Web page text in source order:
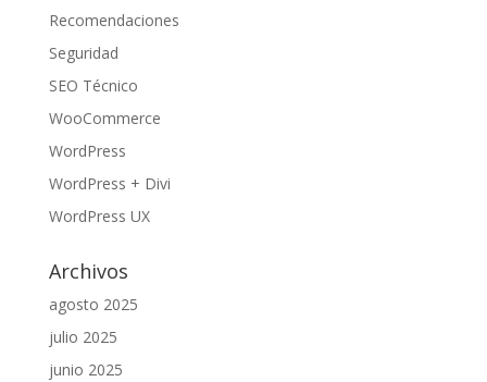
Recomendaciones
Seguridad
SEO Técnico
WooCommerce
WordPress
WordPress + Divi
WordPress UX
Archivos
agosto 2025
julio 2025
junio 2025